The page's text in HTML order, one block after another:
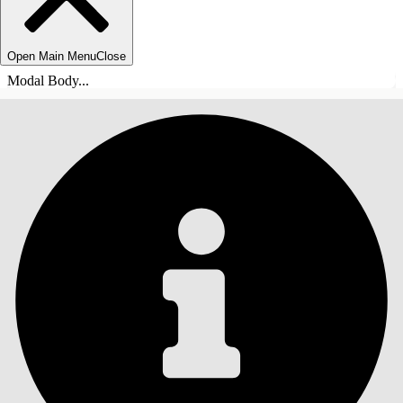
Open Main MenuClose
Modal Body...
Vis innholdsfortegnelse